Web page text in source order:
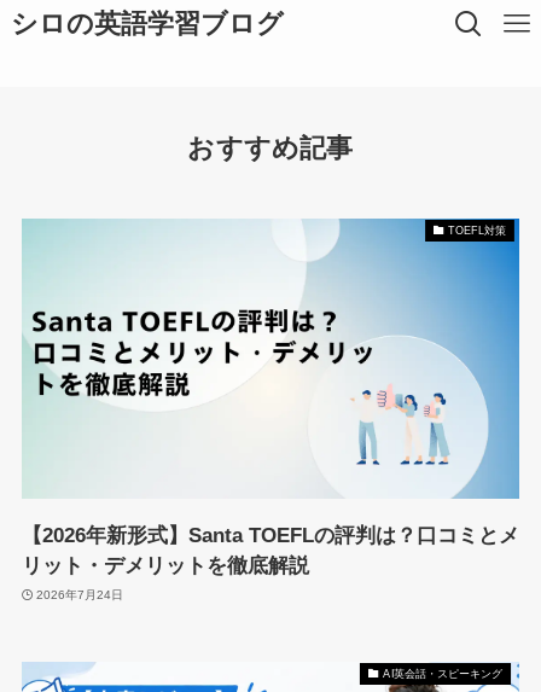
シロの英語学習ブログ
おすすめ記事
TOEFL対策
【2026年新形式】Santa TOEFLの評判は？口コミとメ
リット・デメリットを徹底解説
2026年7月24日
AI英会話・スピーキング